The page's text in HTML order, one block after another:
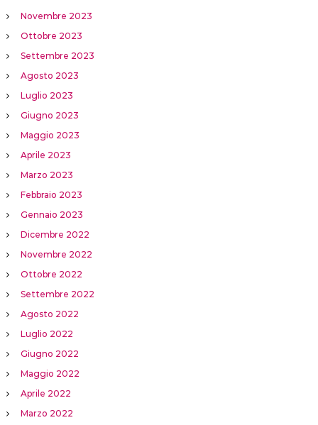
Novembre 2023
Ottobre 2023
Settembre 2023
Agosto 2023
Luglio 2023
Giugno 2023
Maggio 2023
Aprile 2023
Marzo 2023
Febbraio 2023
Gennaio 2023
Dicembre 2022
Novembre 2022
Ottobre 2022
Settembre 2022
Agosto 2022
Luglio 2022
Giugno 2022
Maggio 2022
Aprile 2022
Marzo 2022